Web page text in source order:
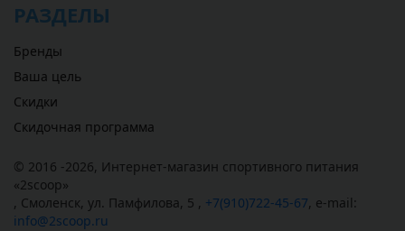
РАЗДЕЛЫ
Бренды
Ваша цель
Скидки
Скидочная программа
© 2016 -2026, Интернет-магазин спортивного питания
«2scoop»
, Смоленск, ул. Памфилова, 5 , +7(910)722-45-67, e-mail:
info@2scoop.ru